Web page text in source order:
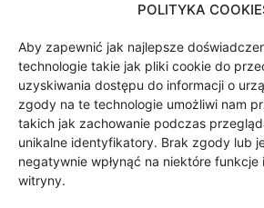
POLITYKA
Aby zapewnić jak najlepsze
technologie takie jak pliki cookie do
uzyskiwania dostępu do informacji o
zgody na te technologie umożliwi nam
takich jak zachowanie podczas
unikalne identyfikatory. Brak zgody lub
negatywnie wpłynąć na niektóre funkcje
witryny.
ABOUT US
informacje z regionu / nagrania
spoty reklamowe /
Contact us: